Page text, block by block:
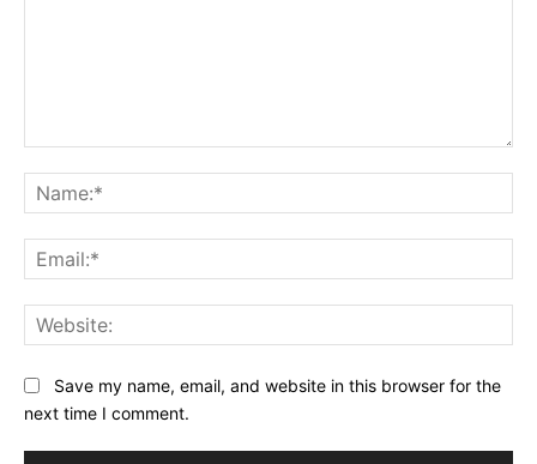
Save my name, email, and website in this browser for the
next time I comment.